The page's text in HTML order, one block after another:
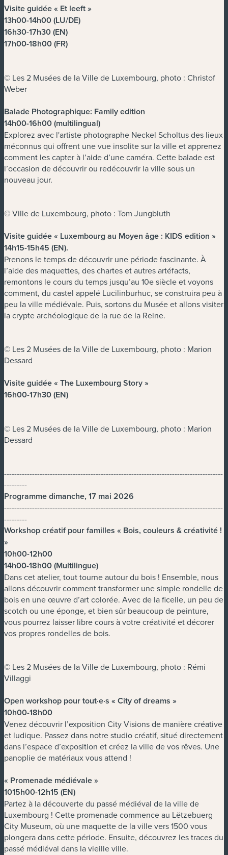
Visite guidée « Et leeft »
13h00-14h00 (LU/DE)
16h30-17h30 (EN)
17h00-18h00 (FR)
© Les 2 Musées de la Ville de Luxembourg, photo : Christof
Weber
Balade Photographique: Family edition
14h00-16h00 (multilingual)
Explorez avec l'artiste photographe Neckel Scholtus des lieux
méconnus qui offrent une vue insolite sur la ville et apprenez
comment les capter à l’aide d’une caméra. Cette balade est
l’occasion de découvrir ou redécouvrir la ville sous un
nouveau jour.
© Ville de Luxembourg, photo : Tom Jungbluth
Visite guidée « Luxembourg au Moyen âge : KIDS edition »
14h15-15h45 (EN).
Prenons le temps de découvrir une période fascinante. À
l’aide des maquettes, des chartes et autres artéfacts,
remontons le cours du temps jusqu’au 10e siècle et voyons
comment, du castel appelé Lucilinburhuc, se construira peu à
peu la ville médiévale. Puis, sortons du Musée et allons visiter
la crypte archéologique de la rue de la Reine.
© Les 2 Musées de la Ville de Luxembourg, photo : Marion
Dessard
Visite guidée « The Luxembourg Story »
16h00-17h30 (EN)
© Les 2 Musées de la Ville de Luxembourg, photo : Marion
Dessard
--------------------------------------------------------------------------------------
---------
Programme dimanche, 17 mai 2026
--------------------------------------------------------------------------------------
---------
Workshop créatif pour familles « Bois, couleurs & créativité !
»
10h00-12h00
14h00-18h00 (Multilingue)
Dans cet atelier, tout tourne autour du bois ! Ensemble, nous
allons découvrir comment transformer une simple rondelle de
bois en une œuvre d’art colorée. Avec de la ficelle, un peu de
scotch ou une éponge, et bien sûr beaucoup de peinture,
vous pourrez laisser libre cours à votre créativité et décorer
vos propres rondelles de bois.
© Les 2 Musées de la Ville de Luxembourg, photo : Rémi
Villaggi
Open workshop pour tout·e·s « City of dreams »
10h00-18h00
Venez découvrir l’exposition City Visions de manière créative
et ludique. Passez dans notre studio créatif, situé directement
dans l’espace d’exposition et créez la ville de vos rêves. Une
panoplie de matériaux vous attend !
« Promenade médiévale »
1015h00-12h15 (EN)
Partez à la découverte du passé médiéval de la ville de
Luxembourg ! Cette promenade commence au Lëtzebuerg
City Museum, où une maquette de la ville vers 1500 vous
plongera dans cette période. Ensuite, découvrez les traces du
passé médiéval dans la vieille ville.